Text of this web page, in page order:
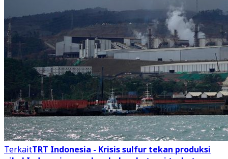
TerkaitTRT Indonesia - Krisis sulfur tekan produksi